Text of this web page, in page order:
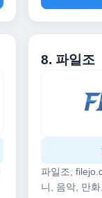
8. 파일조
파일조,
니, 음악, 만